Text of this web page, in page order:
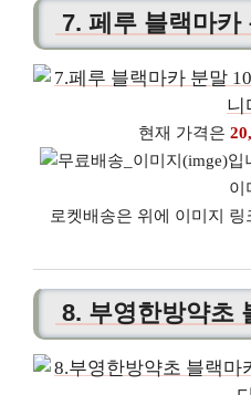
7. 페루 블랙마카
현재 가격은
이
로켓배송은 위에 이미지
8. 부영한방약초